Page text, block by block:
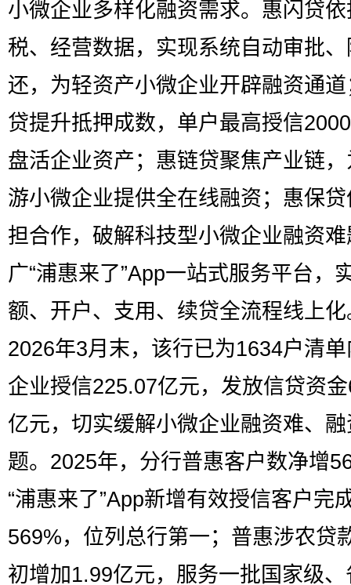
小微企业多样化融资需求。惠闪贷
税、经营数据，实现系统自动审批
还，为轻资产小微企业开辟融资通
贷提升抵押成数，单户最高授信
盘活企业资产；惠链贷聚焦产业链
游小微企业提供全在线融资；惠保
担合作，破解科技型小微企业融资
广“浦惠来了”App一站式服务平台，
额、开户、支用、续贷全流程线上
2026年3月末，该行已为1634户清
企业授信225.07亿元，发放信贷资
亿元，切实缓解小微企业融资难、
题。2025年，分行普惠客户数净增
“浦惠来了”App新增有效授信客户完
569%，位列总行第一；普惠涉农贷
初增加1.99亿元，服务一批国家级